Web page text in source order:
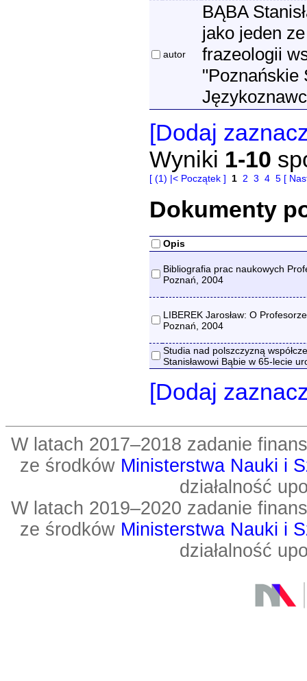
autor
BĄBA
jako jeden
frazeologii
"Poznańskie
[Dodaj
Wyniki 1-10
[ (1) |< Początek ] 1 2 3 4 5 [
Dokumenty
Opis
Bibliografia prac naukowych
Poznań, 2004
LIBEREK Jarosław: O
Poznań, 2004
Studia nad polszczyzną
Stanisławowi Bąbie w 65-lecie
[Dodaj
W latach 2017–2018 zadanie
ze środków Ministerstwa Nauki i
działalność
W latach 2019–2020 zadanie
ze środków Ministerstwa Nauki i
działalność